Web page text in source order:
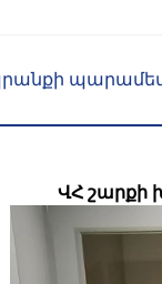
ՎՀ շարքի